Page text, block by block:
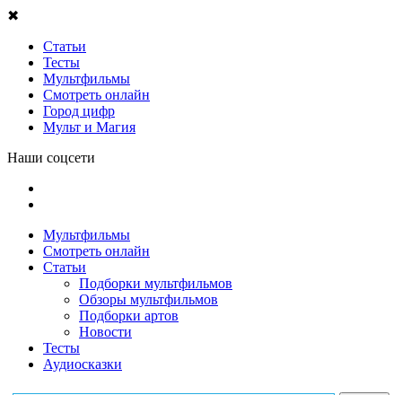
✖
Статьи
Тесты
Мультфильмы
Смотреть онлайн
Город цифр
Мульт и Магия
Наши соцсети
Мультфильмы
Смотреть онлайн
Статьи
Подборки мультфильмов
Обзоры мультфильмов
Подборки артов
Новости
Тесты
Аудиосказки